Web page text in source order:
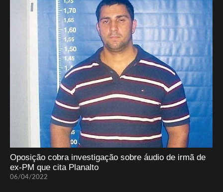
Oposição cobra investigação sobre áudio de irmã de
ex-PM que cita Planalto
06/04/2022